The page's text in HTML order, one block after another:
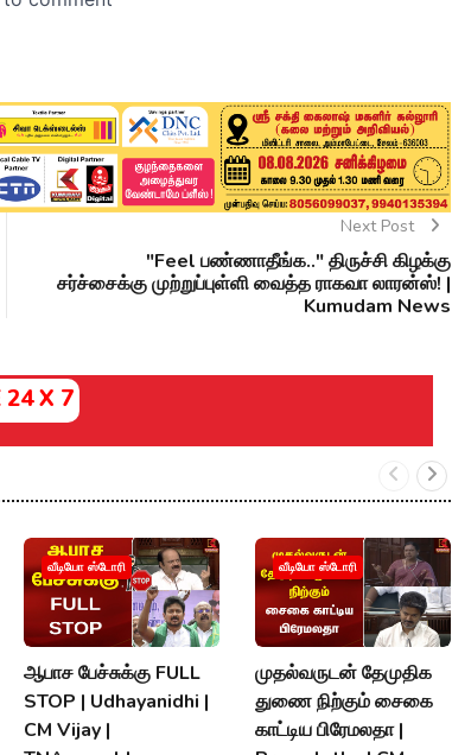
Next Post
"Feel பண்ணாதீங்க.." திருச்சி கிழக்கு
சர்ச்சைக்கு முற்றுப்புள்ளி வைத்த ராகவா லாரன்ஸ்! |
Kumudam News
24 X 7
வீடியோ ஸ்டோரி
ஆபாச பேச்சுக்கு FULL
STOP | Udhayanidhi |
CM Vijay |
வீடியோ ஸ்டோரி
முதல்வருடன் தேமுதிக
துணை நிற்கும் சைகை
காட்டிய பிரேமலதா |